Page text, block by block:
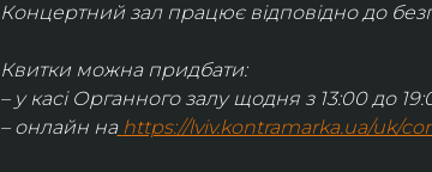
Концертний зал працює відповідно до
Квитки можна придбати:
– у касі Органного залу щодня з 13:00 до
– онлайн на https://lviv.kontramarka.ua/uk/